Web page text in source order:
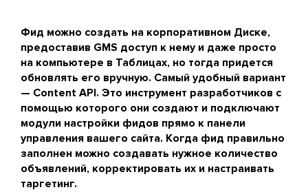
Фид можно создать на корпоративном Диске,
предоставив GMS доступ к нему и даже просто
на компьютере в Таблицах, но тогда придется
обновлять его вручную. Самый удобный вариант
— Content API. Это инструмент разработчиков с
помощью которого они создают и подключают
модули настройки фидов прямо к панели
управления вашего сайта. Когда фид правильно
заполнен можно создавать нужное количество
объявлений, корректировать их и настраивать
таргетинг.